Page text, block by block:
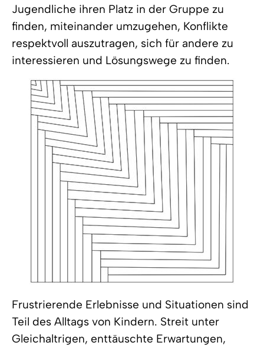
Jugendliche ihren Platz in der Gruppe zu
finden, miteinander umzugehen, Konflikte
respektvoll auszutragen, sich für andere zu
interessieren und Lösungswege zu finden.
Frustrierende Erlebnisse und Situationen sind
Teil des Alltags von Kindern. Streit unter
Gleichaltrigen, enttäuschte Erwartungen,